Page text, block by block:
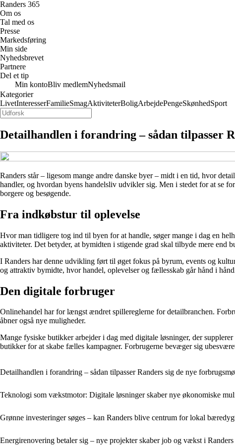
Randers 365
Om os
Tal med os
Presse
Markedsføring
Min side
Nyhedsbrevet
Partnere
Del et tip
Min kontoBliv medlemNyhedsmail
Kategorier
LivetInteresserFamilieSmagAktiviteterBoligArbejdePengeSkønhedSport
Detailhandlen i forandring – sådan tilpasser
Randers står – ligesom mange andre danske byer – midt i en tid, hvor
handler, og hvordan byens handelsliv udvikler sig. Men i stedet for at se
borgere og besøgende.
Fra indkøbstur til oplevelse
Hvor man tidligere tog ind til byen for at handle, søger mange i dag en
aktiviteter. Det betyder, at bymidten i stigende grad skal tilbyde mere end
I Randers har denne udvikling ført til øget fokus på byrum, events og
og attraktiv bymidte, hvor handel, oplevelser og fællesskab går hånd i
Den digitale forbruger
Onlinehandel har for længst ændret spillereglerne for detailbranchen.
åbner også nye muligheder.
Mange fysiske butikker arbejder i dag med digitale løsninger, der
butikker for at skabe fælles kampagner. Forbrugerne bevæger sig
Detailhandlen i forandring – sådan tilpasser Randers sig de nye
Teknologi som vækstmotor: Digitale løsninger skaber nye økonomiske
Grønne investeringer søges – kan Randers blive centrum for lokal
Energirenovering betaler sig – nye projekter skaber job og vækst i Randers